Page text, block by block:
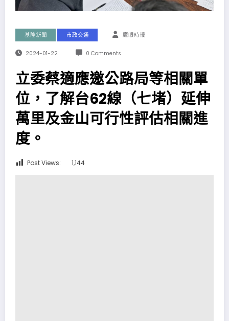
基隆新聞 市政交通 鷹眼時報
2024-01-22 0 Comments
立委蔡適應邀公路局等相關單
位，了解台62線（七堵）延伸
萬里及金山可行性評估相關進
度。
Post Views: 1,144